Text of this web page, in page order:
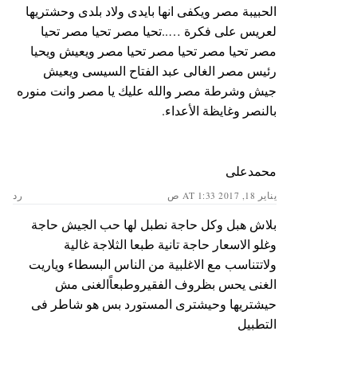
الحبيبة مصر ويكفى انها بايدى ولاد بلدى وحشتريها
لعريس على فكرة …..تحيا مصر تحيا مصر تحيا
مصر تحيا مصر تحيا مصر تحيا مصر ويعيش ويحيا
رئيس مصر الغالى عبد الفتاح السيسى ويعيش
جيش وشرطة مصر والله عليك يا مصر وانت منوره
بالنصر وغايظة الأعداء.
محمدعلى
يناير 18, 2017 AT 1:33 ص رد
بلاش هبل وكل حاجة نطبل لها حب الجيش حاجة
وغلو الاسعار حاجة تانية طبعا الثلاجة غالية
ولاتتناسب مع الاغلبية من الناس البسطاء وياريت
الغنى يحس بظروف الفقيروطبعاًالغنى مش
حيشتريها وحيشترى المستورد بس هو شاطر فى
التطبيل